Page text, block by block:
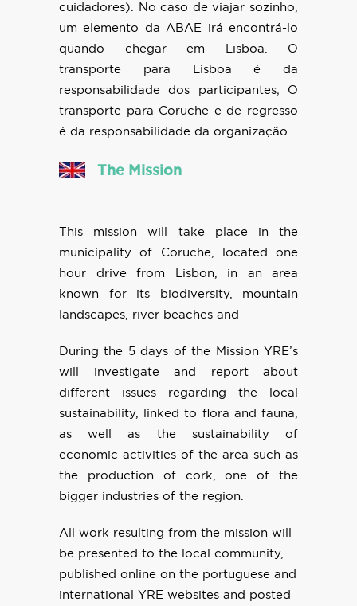
cuidadores). No caso de viajar sozinho,
um elemento da ABAE irá encontrá-lo
quando chegar em Lisboa. O
transporte para Lisboa é da
responsabilidade dos participantes; O
transporte para Coruche e de regresso
é da responsabilidade da organização.
The Mission
This mission will take place in the
municipality of Coruche, located one
hour drive from Lisbon, in an area
known for its biodiversity, mountain
landscapes, river beaches and
During the 5 days of the Mission YRE’s
will investigate and report about
different issues regarding the local
sustainability, linked to flora and fauna,
as well as the sustainability of
economic activities of the area such as
the production of cork, one of the
bigger industries of the region.
All work resulting from the mission will
be presented to the local community,
published online on the portuguese and
international YRE websites and posted